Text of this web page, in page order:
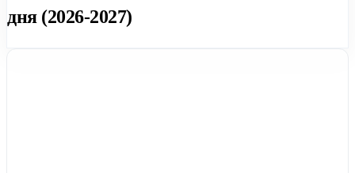
дня (2026-2027)